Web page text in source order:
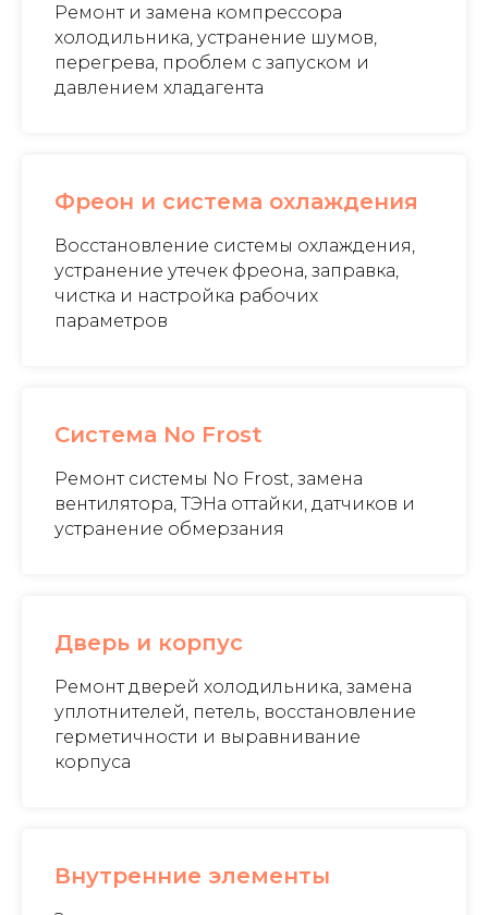
Ремонт и замена компрессора
холодильника, устранение шумов,
перегрева, проблем с запуском и
давлением хладагента
Фреон и система охлаждения
Восстановление системы охлаждения,
устранение утечек фреона, заправка,
чистка и настройка рабочих
параметров
Система No Frost
Ремонт системы No Frost, замена
вентилятора, ТЭНа оттайки, датчиков и
устранение обмерзания
Дверь и корпус
Ремонт дверей холодильника, замена
уплотнителей, петель, восстановление
герметичности и выравнивание
корпуса
Внутренние элементы